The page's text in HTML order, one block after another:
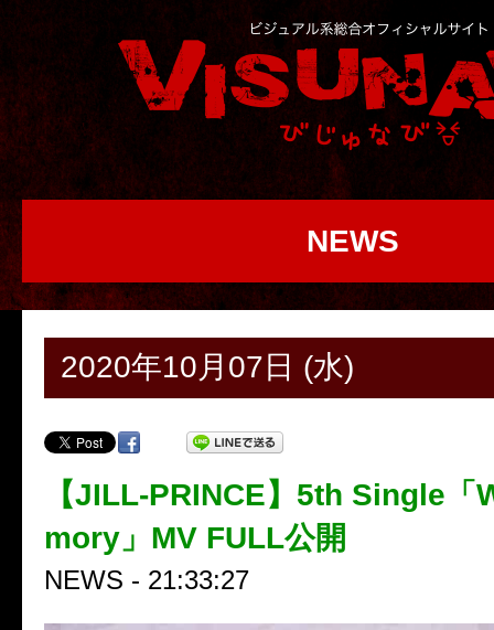
NEWS
2020年10月07日 (水)
【JILL-PRINCE】5th Single「
mory」MV FULL公開
NEWS - 21:33:27